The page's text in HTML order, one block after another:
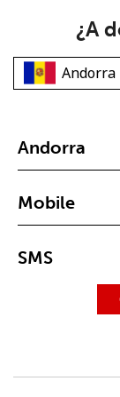
Mínimo 8
Un número
Un caracter
Mantente en
ofertas.
¿A
Andorra
Mobile
SMS